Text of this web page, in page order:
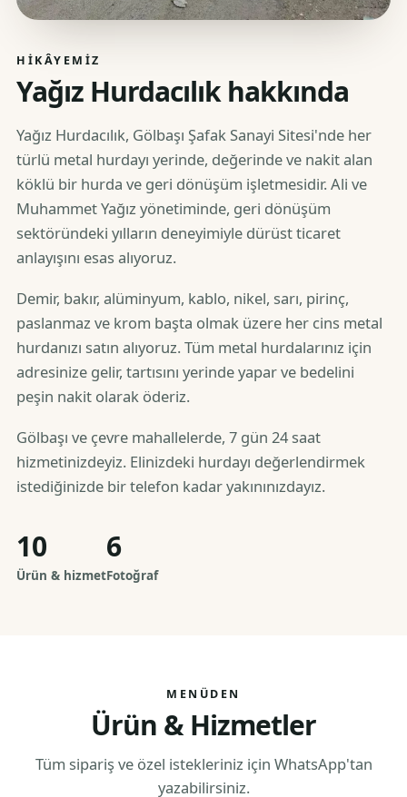
HIKÂYEMIZ
Yağız Hurdacılık hakkında
Yağız Hurdacılık, Gölbaşı Şafak Sanayi Sitesi'nde her
türlü metal hurdayı yerinde, değerinde ve nakit alan
köklü bir hurda ve geri dönüşüm işletmesidir. Ali ve
Muhammet Yağız yönetiminde, geri dönüşüm
sektöründeki yılların deneyimiyle dürüst ticaret
anlayışını esas alıyoruz.
Demir, bakır, alüminyum, kablo, nikel, sarı, pirinç,
paslanmaz ve krom başta olmak üzere her cins metal
hurdanızı satın alıyoruz. Tüm metal hurdalarınız için
adresinize gelir, tartısını yerinde yapar ve bedelini
peşin nakit olarak öderiz.
Gölbaşı ve çevre mahallelerde, 7 gün 24 saat
hizmetinizdeyiz. Elinizdeki hurdayı değerlendirmek
istediğinizde bir telefon kadar yakınınızdayız.
10
Ürün & hizmet
6
Fotoğraf
MENÜDEN
Ürün & Hizmetler
Tüm sipariş ve özel istekleriniz için WhatsApp'tan
yazabilirsiniz.